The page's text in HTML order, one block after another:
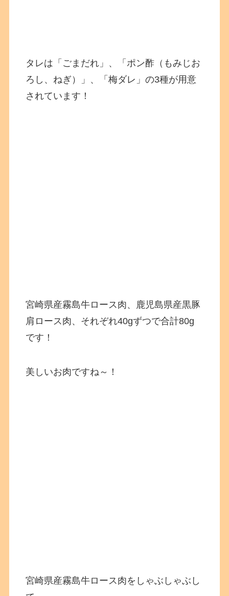
タレは「ごまだれ」、「ポン酢（もみじお
ろし、ねぎ）」、「梅ダレ」の3種が用意
されています！
宮崎県産霧島牛ロース肉、鹿児島県産黒豚
肩ロース肉、それぞれ40gずつで合計80g
です！
美しいお肉ですね～！
宮崎県産霧島牛ロース肉をしゃぶしゃぶし